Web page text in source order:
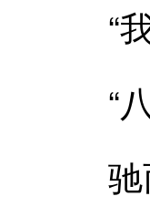
“我
“八
驰而